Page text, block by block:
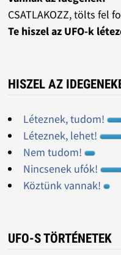
CSATLAKOZZ, tölts fel
Te hiszel az UFO-k
HISZEL AZ
Léteznek, tudom!
Léteznek, lehet!
Nem tudom!
Nincsenek ufók!
Köztünk vannak!
UFO-S TÖRTÉNETEK